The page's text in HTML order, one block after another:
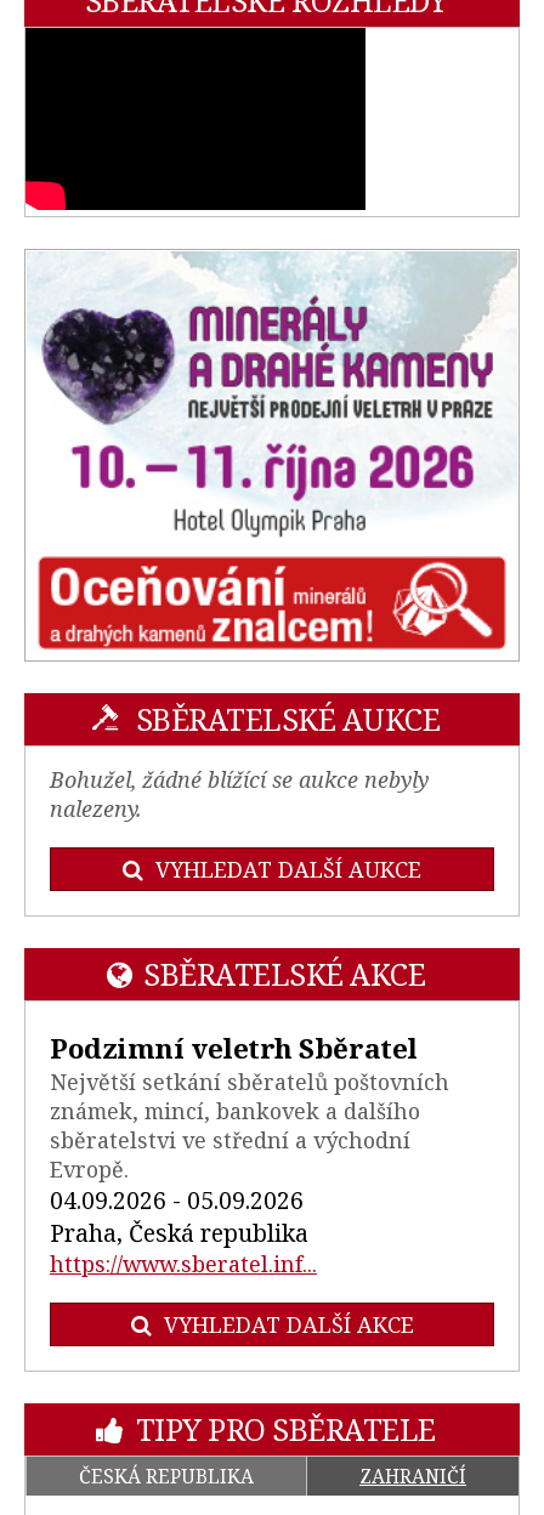
SBĚRATELSKÉ AUKCE
Bohužel, žádné blížící se aukce nebyly
nalezeny.
VYHLEDAT DALŠÍ AUKCE
SBĚRATELSKÉ AKCE
Podzimní veletrh Sběratel
Největší setkání sběratelů poštovních
známek, mincí, bankovek a dalšího
sběratelstvi ve střední a východní
Evropě.
04.09.2026 - 05.09.2026
Praha, Česká republika
https://www.sberatel.inf...
VYHLEDAT DALŠÍ AKCE
TIPY PRO SBĚRATELE
ČESKÁ REPUBLIKA ZAHRANIČÍ